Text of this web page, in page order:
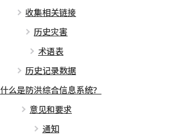
收集相关链接
历史灾害
术语表
历史记录数据
什么是防洪综合信息系统？
意见和要求
通知